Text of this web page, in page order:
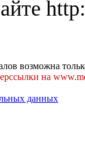
возможна
на
данных